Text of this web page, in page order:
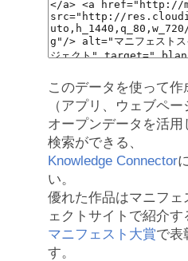
このデータを使って
（アプリ、ウェブペー
オープンデータを活用
検索ができる、
Knowledge Connector
い。
優れた作品はマニフ
ェクトサイトで紹介す
マニフェスト大賞で表
す。